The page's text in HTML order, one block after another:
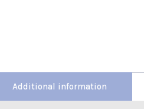
Additional information